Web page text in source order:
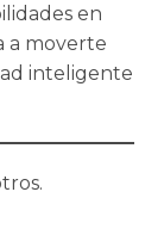
en
a moverte
inteligente